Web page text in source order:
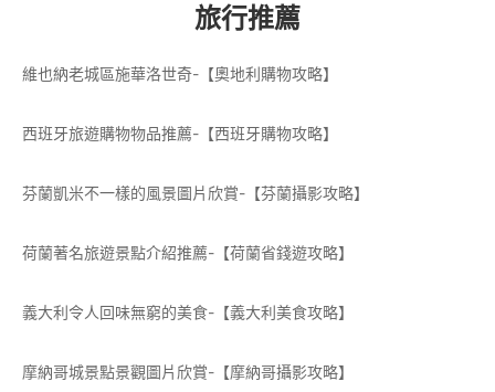
旅行推薦
維也納老城區施華洛世奇-【奧地利購物攻略】
西班牙旅遊購物物品推薦-【西班牙購物攻略】
芬蘭凱米不一樣的風景圖片欣賞-【芬蘭攝影攻略】
荷蘭著名旅遊景點介紹推薦-【荷蘭省錢遊攻略】
義大利令人回味無窮的美食-【義大利美食攻略】
摩納哥城景點景觀圖片欣賞-【摩納哥攝影攻略】